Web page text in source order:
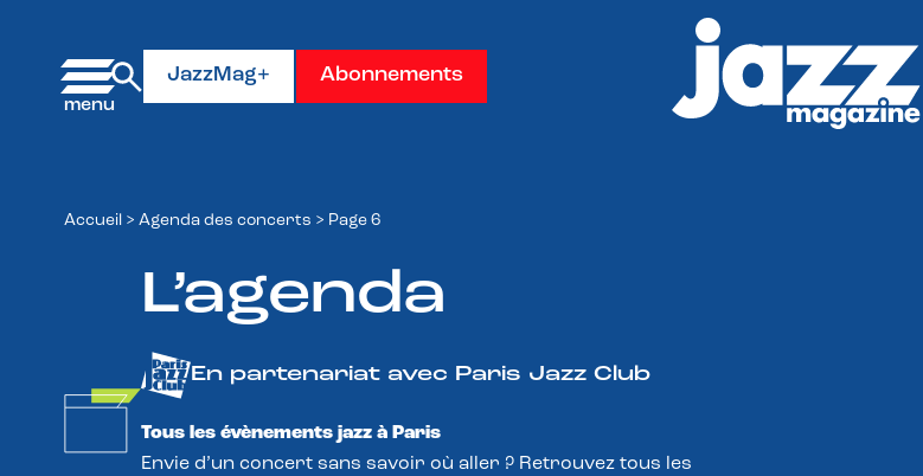
JazzMag+ Abonnements
Accueil > Agenda des concerts > Page 6
L’agenda
En partenariat avec Paris Jazz Club
Tous les évènements jazz à Paris
Envie d’un concert sans savoir où aller ? Retrouvez tous les